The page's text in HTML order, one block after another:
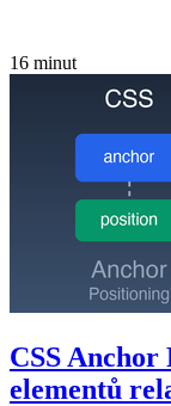
16 minut
CSS Anchor
elementů